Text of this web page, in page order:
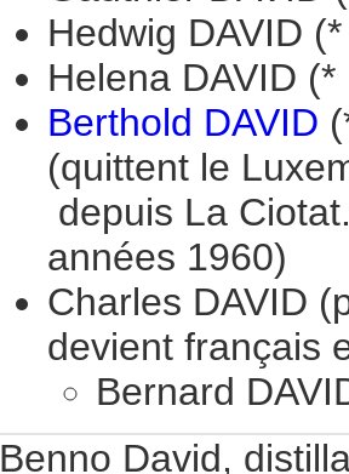
Hedwig DAVID
Helena DAVID (*
Berthold DAVID
(quittent le
depuis La
années 1960)
Charles DAVID
devient français
Bernard
Benno David,